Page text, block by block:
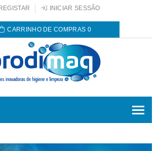
REGISTAR INICIAR SESSÃO
CARRINHO DE COMPRAS 0